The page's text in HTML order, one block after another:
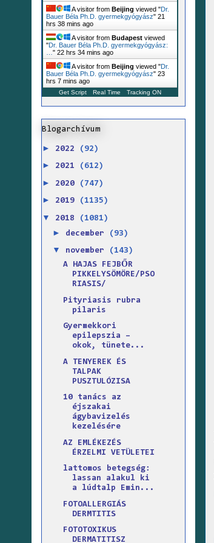
A visitor from Beijing viewed "Dr.
Bauer Béla Ph.D. gyermekgyógyász" 21
hrs 38 mins ago
A visitor from Budapest viewed
"Dr. Bauer Béla Ph.D. gyermekgyógyász:
" 22 hrs 34 mins ago
A visitor from Beijing viewed "Dr.
Bauer Béla Ph.D. gyermekgyógyász" 23
hrs 7 mins ago
Get Script Real Time Tracking ON
Blogarchívum
► 2022 (92)
► 2021 (612)
► 2020 (747)
► 2019 (1135)
▼ 2018 (1081)
► december (93)
▼ november
(143)
A HAJAS FEJBŐR
PIKKELYSÖMÖRE/PSO
RIASIS/
Pityriasis rubra
pilaris
Gyermekkori
epilepszia –
okok, tünete...
A TENYEREK ÉS
TALPAK
PUSZTULÓZISA
10 tanács az
éjszakai
ágybavizelés
kezelésére
AZ EMLÉKEZÉS
ÉRZELMI VETÜLETEI
lattomos betegség:
lassan alakul ki
a lúdtalp Emin...
FOTOALLERGIÁS
DERMTITIS
FOTOTOXIKUS
DERMATITISZ